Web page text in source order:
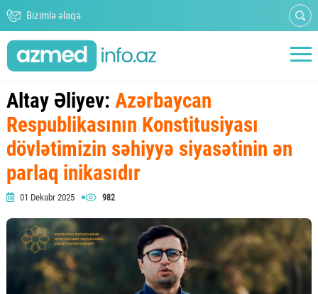
Bizimlə əlaqə
Altay Əliyev: Azərbaycan
Respublikasının Konstitusiyası
dövlətimizin səhiyyə siyasətinin ən
parlaq inikasıdır
01 Dekabr 2025 982